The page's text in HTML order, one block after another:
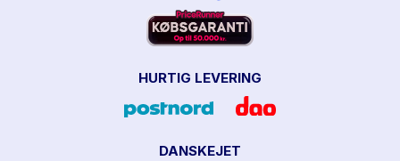
HURTIG LEVERING
DANSKEJET